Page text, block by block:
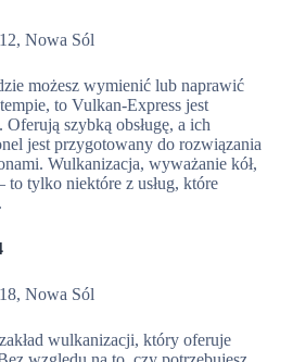
Nowa Sól
możesz wymienić lub naprawić
to Vulkan-Express jest
szybką obsługę, a ich
jest przygotowany do rozwiązania
Wulkanizacja, wyważanie kół,
to tylko niektóre z usług, które
Nowa Sól
wulkanizacji, który oferuje